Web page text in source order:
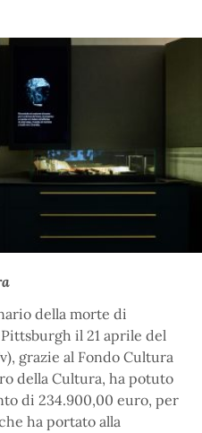
della morte di
il 21 aprile del
grazie al Fondo Cultura
della Cultura, ha potuto
di 234.900,00 euro, per
ha portato alla